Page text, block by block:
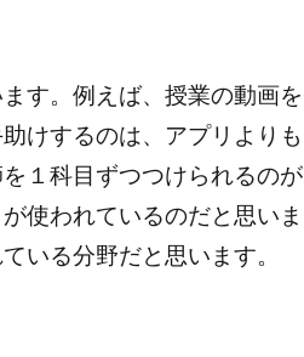
す。例えば、授業の動画を
けするのは、アプリよりも
１科目ずつつけられるのが
使われているのだと思いま
いる分野だと思います。